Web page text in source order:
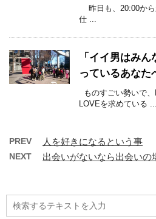
昨日も、20:00から
仕 ...
「イイ男はみ
っているあなた
ものすごい勢いで
LOVEを求めている ...
PREV 人を好きになるという事
NEXT 出会いがないなら出会いの